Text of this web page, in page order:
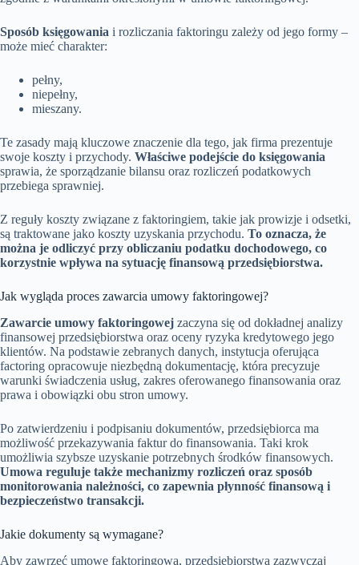
Sposób księgowania i rozliczania faktoringu zależy od jego formy –
może mieć charakter:
pełny,
niepełny,
mieszany.
Te zasady mają kluczowe znaczenie dla tego, jak firma prezentuje
swoje koszty i przychody. Właściwe podejście do księgowania
sprawia, że sporządzanie bilansu oraz rozliczeń podatkowych
przebiega sprawniej.
Z reguły koszty związane z faktoringiem, takie jak prowizje i odsetki,
są traktowane jako koszty uzyskania przychodu. To oznacza, że
można je odliczyć przy obliczaniu podatku dochodowego, co
korzystnie wpływa na sytuację finansową przedsiębiorstwa.
Jak wygląda proces zawarcia umowy faktoringowej?
Zawarcie umowy faktoringowej zaczyna się od dokładnej analizy
finansowej przedsiębiorstwa oraz oceny ryzyka kredytowego jego
klientów. Na podstawie zebranych danych, instytucja oferująca
factoring opracowuje niezbędną dokumentację, która precyzuje
warunki świadczenia usług, zakres oferowanego finansowania oraz
prawa i obowiązki obu stron umowy.
Po zatwierdzeniu i podpisaniu dokumentów, przedsiębiorca ma
możliwość przekazywania faktur do finansowania. Taki krok
umożliwia szybsze uzyskanie potrzebnych środków finansowych.
Umowa reguluje także mechanizmy rozliczeń oraz sposób
monitorowania należności, co zapewnia płynność finansową i
bezpieczeństwo transakcji.
Jakie dokumenty są wymagane?
Aby zawrzeć umowę faktoringową, przedsiębiorstwa zazwyczaj